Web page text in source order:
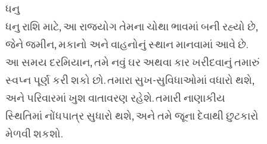
ધનુ
ધનુ રાશિ માટે, આ રાજયોગ તેમના ચોથા ભાવમાં બની રહ્યો છે,
જેને જમીન, મકાનો અને વાહનોનું સ્થાન માનવામાં આવે છે.
આ સમય દરમિયાન, તમે નવું ઘર અથવા કાર ખરીદવાનું તમારું
સ્વપ્ન પૂર્ણ કરી શકો છો. તમારા સુખ-સુવિધાઓમાં વધારો થશે,
અને પરિવારમાં ખુશ વાતાવરણ રહેશે. તમારી નાણાકીય
સ્થિતિમાં નોંધપાત્ર સુધારો થશે, અને તમે જૂના દેવાથી છુટકારો
મેળવી શકશો.